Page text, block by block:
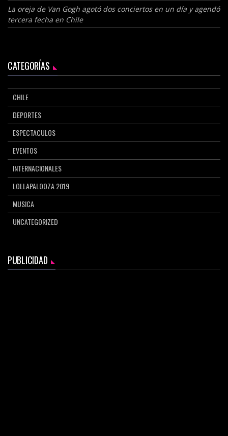
La oreja de Van Gogh agotó dos conciertos en un día y agendó
tercera fecha en Chile
CATEGORÍAS
CHILE
DEPORTES
ESPECTACULOS
EVENTOS
INTERNACIONALES
LOLLAPALOOZA 2019
MUSICA
UNCATEGORIZED
PUBLICIDAD